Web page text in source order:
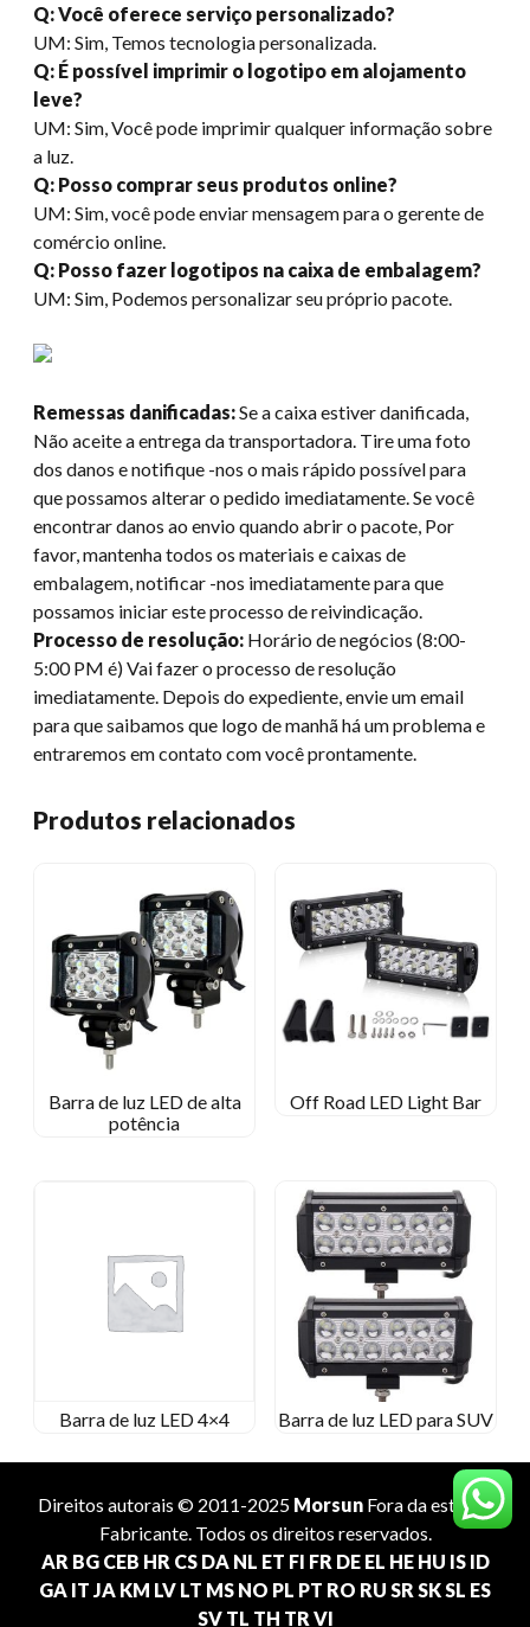
Q: Você oferece serviço personalizado?
UM: Sim, Temos tecnologia personalizada.
Q: É possível imprimir o logotipo em alojamento
leve?
UM: Sim, Você pode imprimir qualquer informação sobre
a luz.
Q: Posso comprar seus produtos online?
UM: Sim, você pode enviar mensagem para o gerente de
comércio online.
Q: Posso fazer logotipos na caixa de embalagem?
UM: Sim, Podemos personalizar seu próprio pacote.
Remessas danificadas:Se a caixa estiver danificada,
Não aceite a entrega da transportadora. Tire uma foto
dos danos e notifique -nos o mais rápido possível para
que possamos alterar o pedido imediatamente. Se você
encontrar danos ao envio quando abrir o pacote, Por
favor, mantenha todos os materiais e caixas de
embalagem, notificar -nos imediatamente para que
possamos iniciar este processo de reivindicação.
Processo de resolução: Horário de negócios (8:00-
5:00 PM é) Vai fazer o processo de resolução
imediatamente. Depois do expediente, envie um email
para que saibamos que logo de manhã há um problema e
entraremos em contato com você prontamente.
Produtos relacionados
Barra de luz LED de alta
potência
Off Road LED Light Bar
Barra de luz LED 4×4 Barra de luz LED para SUV
Direitos autorais © 2011-2025 Morsun Fora da estrada
Fabricante. Todos os direitos reservados.
AR BG CEB HR CS DA NL ET FI FR DE EL HE HU IS ID
GA IT JA KM LV LT MS NO PL PT RO RU SR SKSL ES
SV TL TH TR VI